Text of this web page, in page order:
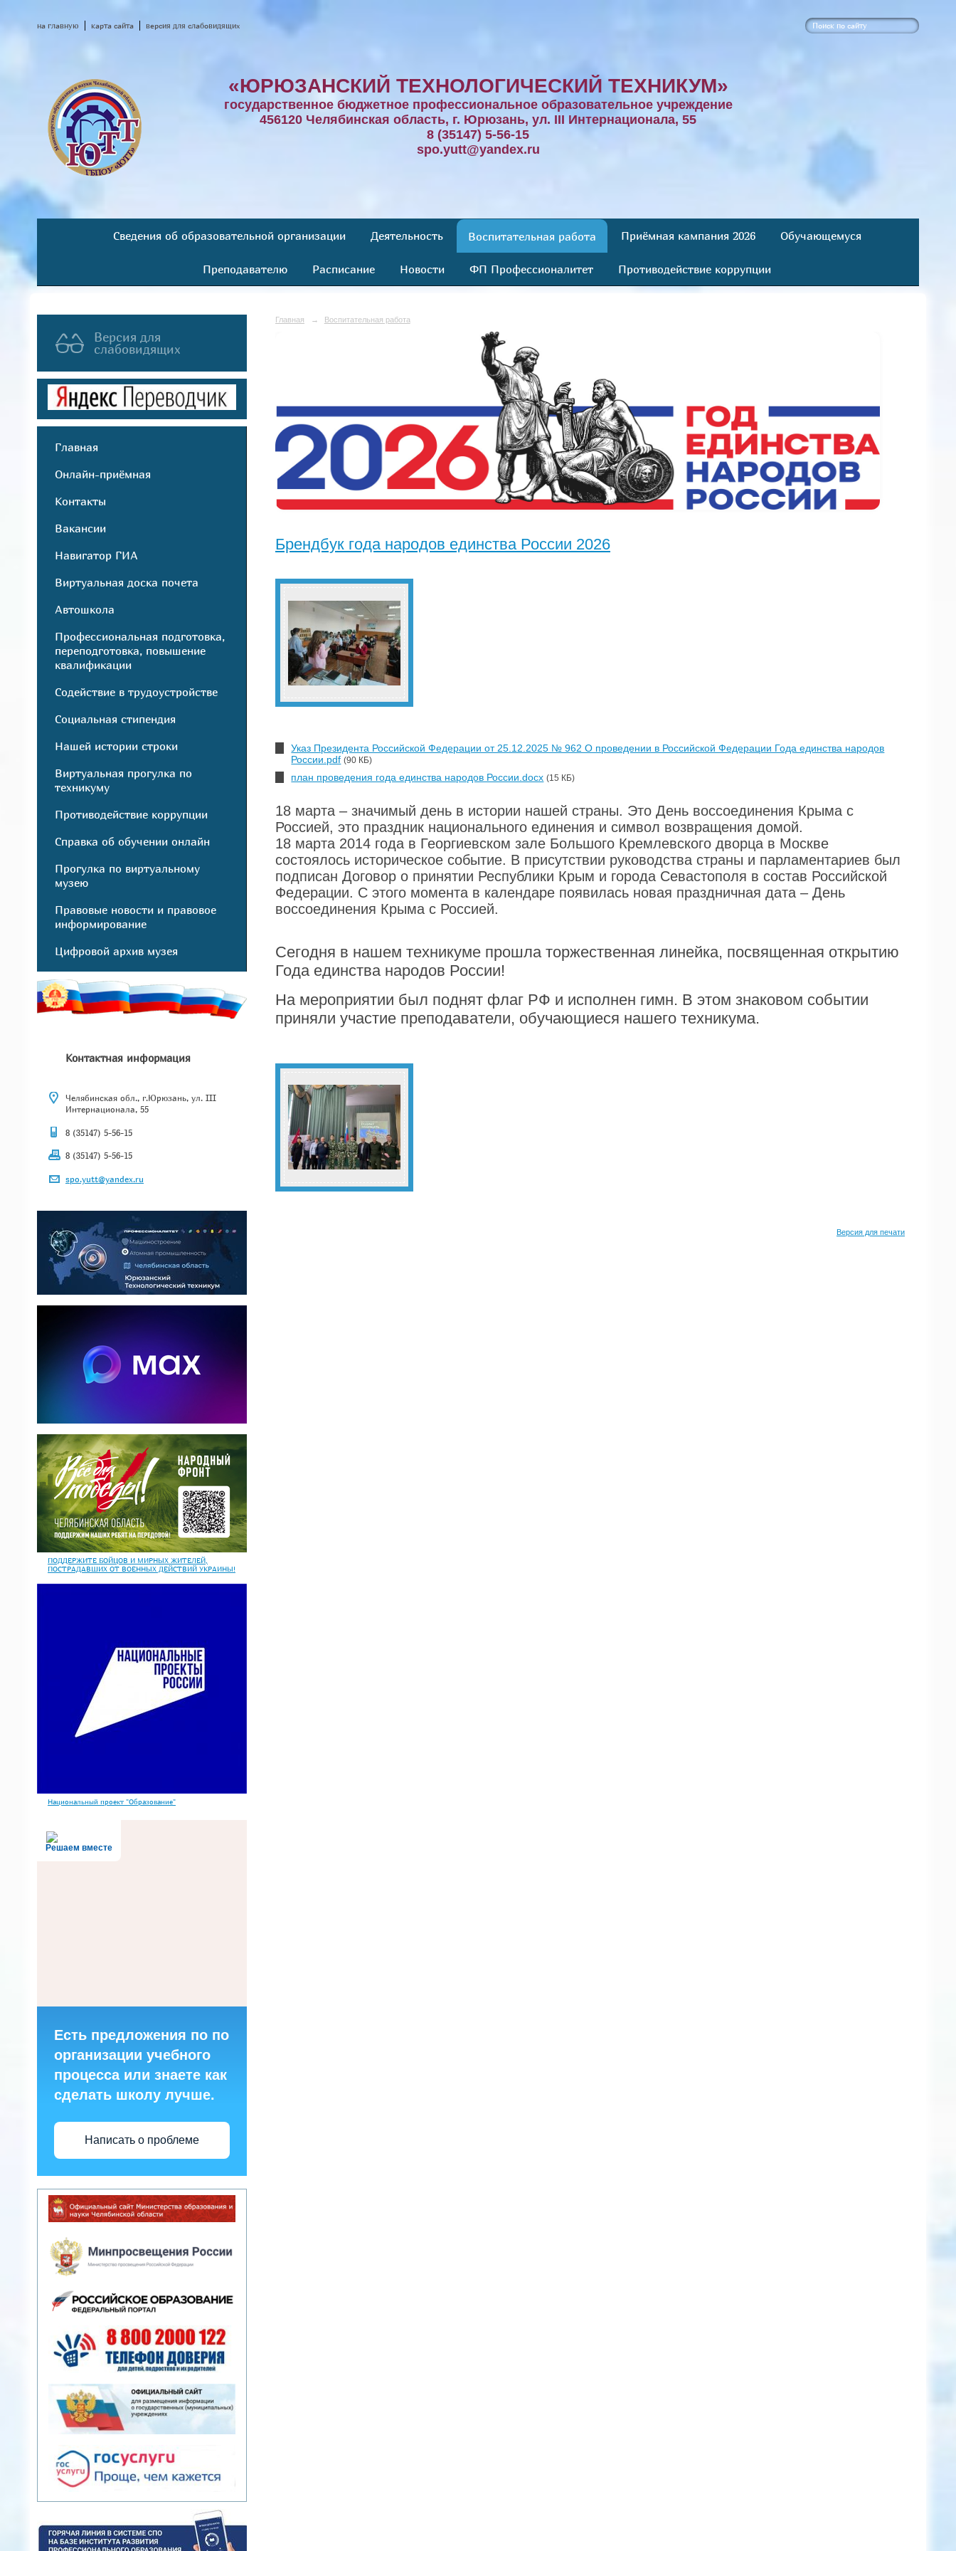
на главную карта сайта версия для слабовидящих
«ЮРЮЗАНСКИЙ ТЕХНОЛОГИЧЕСКИЙ ТЕХНИКУМ»
государственное бюджетное профессиональное образовательное учреждение
456120 Челябинская область, г. Юрюзань, ул. III Интернационала, 55
8 (35147) 5-56-15
spo.yutt@yandex.ru
Сведения об образовательной организации Деятельность Воспитательная работа Приёмная кампания 2026 Обучающемуся
Преподавателю Расписание Новости ФП Профессионалитет Противодействие коррупции
Версия для
слабовидящих
Главная
Онлайн-приёмная
Контакты
Вакансии
Навигатор ГИА
Виртуальная доска почета
Автошкола
Профессиональная подготовка,
переподготовка, повышение
квалификации
Содействие в трудоустройстве
Социальная стипендия
Нашей истории строки
Виртуальная прогулка по
техникуму
Противодействие коррупции
Справка об обучении онлайн
Прогулка по виртуальному
музею
Правовые новости и правовое
информирование
Цифровой архив музея
Контактная информация
Челябинская обл., г.Юрюзань, ул. III
Интернационала, 55
8 (35147) 5-56-15
8 (35147) 5-56-15
spo.yutt@yandex.ru
ПОДДЕРЖИТЕ БОЙЦОВ И МИРНЫХ ЖИТЕЛЕЙ,
ПОСТРАДАВШИХ ОТ ВОЕННЫХ ДЕЙСТВИЙ УКРАИНЫ!
Национальный проект "Образование"
Решаем вместе
Есть предложения по по
организации учебного
процесса или знаете как
сделать школу лучше.
Написать о проблеме
Главная → Воспитательная работа
Брендбук года народов единства России 2026
Указ Президента Российской Федерации от 25.12.2025 № 962 О проведении в Российской Федерации Года единства народов
России.pdf (90 КБ)
план проведения года единства народов России.docx (15 КБ)
18 марта – значимый день в истории нашей страны. Это День воссоединения Крыма с
Россией, это праздник национального единения и символ возвращения домой.
18 марта 2014 года в Георгиевском зале Большого Кремлевского дворца в Москве
состоялось историческое событие. В присутствии руководства страны и парламентариев был
подписан Договор о принятии Республики Крым и города Севастополя в состав Российской
Федерации. С этого момента в календаре появилась новая праздничная дата – День
воссоединения Крыма с Россией.
Сегодня в нашем техникуме прошла торжественная линейка, посвященная открытию
Года единства народов России!
На мероприятии был поднят флаг РФ и исполнен гимн. В этом знаковом событии
приняли участие преподаватели, обучающиеся нашего техникума.
Версия для печати